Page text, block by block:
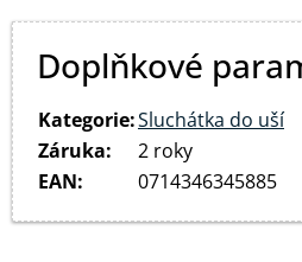
Doplňkové
Kategorie:Sluchátka do uší
Záruka:
2 roky
EAN: 0714346345885